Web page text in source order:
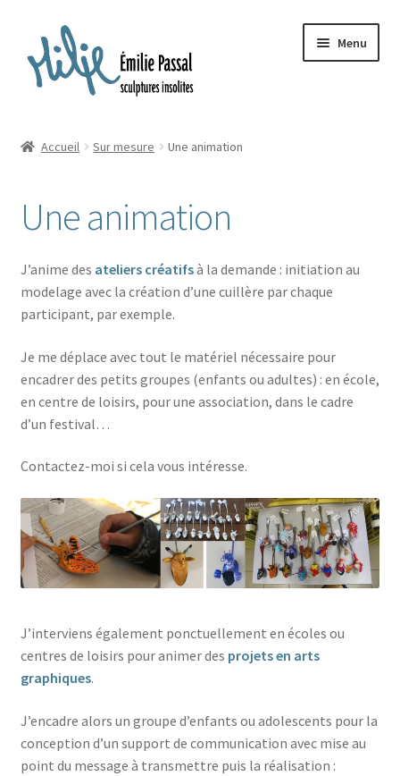
Aller
Aller
au
contenu
Menu
Blog
La ménagerie
Cours et stages
enfant
Sur mesure
le
menu
Une sculpture
Un visuel
Une animation
Accueil Sur mesure Une animation
Une animation
J’anime des ateliers créatifsà la demande : initiation au
modelage avec la création d’une cuillère par chaque
participant, par exemple.
Je me déplace avec tout le matériel nécessaire pour
encadrer des petits groupes (enfants ou adultes) : en école,
en centre de loisirs, pour une association, dans le cadre
d’un festival…
Contactez-moi si cela vous intéresse.
J’interviens également ponctuellement en écoles ou
centres de loisirs pour animer des projets en arts
graphiques.
J’encadre alors un groupe d’enfants ou adolescents pour la
conception d’un support de communication avec mise au
point du message à transmettre puis la réalisation :